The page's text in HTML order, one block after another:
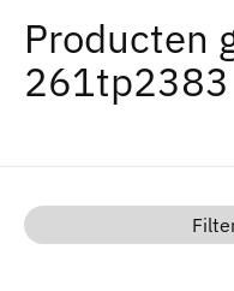
Producten
261tp2383